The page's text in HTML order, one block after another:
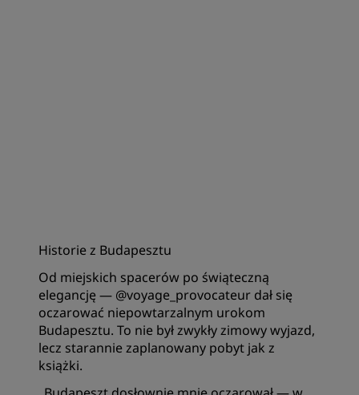
Historie z Budapesztu
‌Od miejskich spacerów po świąteczną
elegancję — @voyage_provocateur dał się
oczarować niepowtarzalnym urokom
Budapesztu. To nie był zwykły zimowy wyjazd,
lecz starannie zaplanowany pobyt jak z
książki.